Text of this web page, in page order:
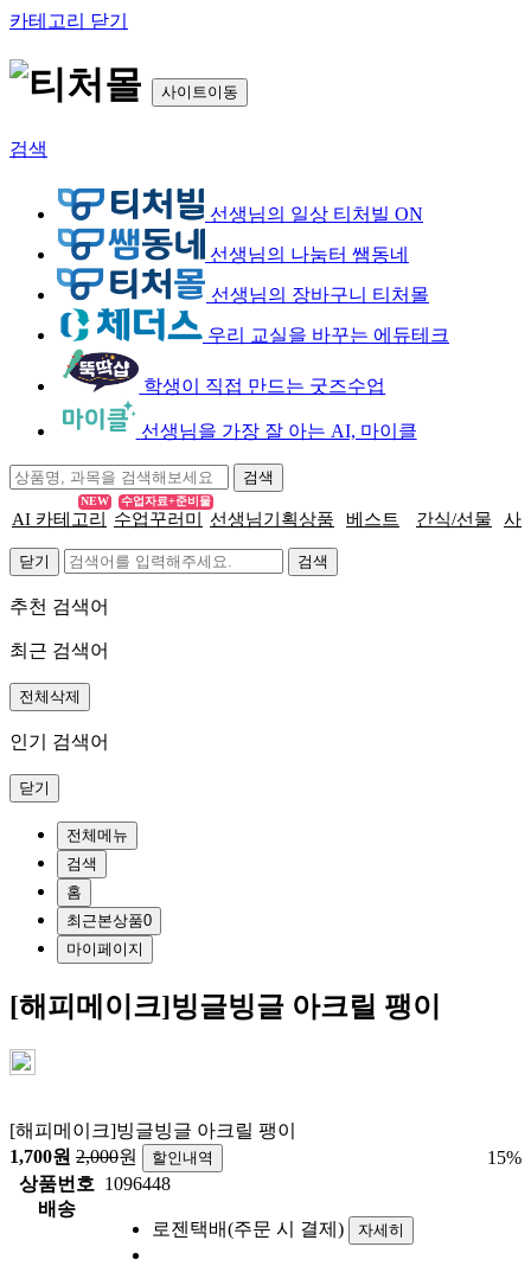
카테고리 닫기
사이트이동
검색
선생님의 일상 티처빌 ON
선생님의 나눔터 쌤동네
선생님의 장바구니 티처몰
우리 교실을 바꾸는 에듀테크
학생이 직접 만드는 굿즈수업
선생님을 가장 잘 아는 AI, 마이클
AI 카테고리
NEW
수업꾸러미
수업자료+준비물
선생님기획상품 베스트 간식/선물 사
닫기
추천 검색어
최근 검색어
전체삭제
인기 검색어
닫기
전체메뉴
검색
홈
최근본상품0
마이페이지
[해피메이크]빙글빙글 아크릴 팽이
[해피메이크]빙글빙글 아크릴 팽이
1,700원 2,000원 할인내역 15%
상품번호 1096448
배송
로젠택배(주문 시 결제)
자세히